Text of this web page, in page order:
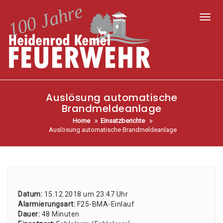
Auslösung automatische
Brandmeldeanlage
Home
Einsatzberichte
Auslösung automatische Brandmeldeanlage
Datum: 15.12.2018 um 23:47 Uhr
Alar­mie­rungs­art: F25-BMA-Ein­lauf
Dau­er: 48 Minu­ten